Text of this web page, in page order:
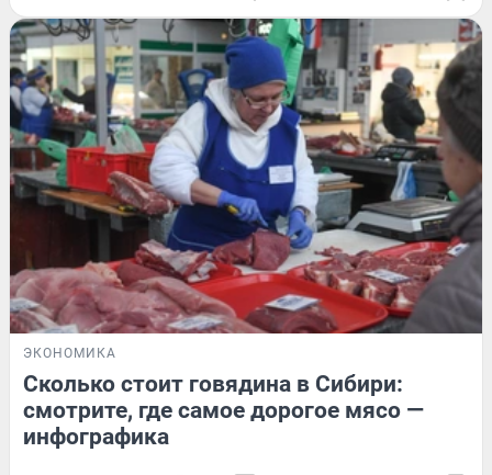
ЭКОНОМИКА
Сколько стоит говядина в Сибири:
смотрите, где самое дорогое мясо —
инфографика